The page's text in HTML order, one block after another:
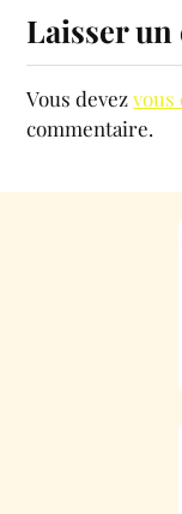
Laisser
Vous devezvous
commentaire.